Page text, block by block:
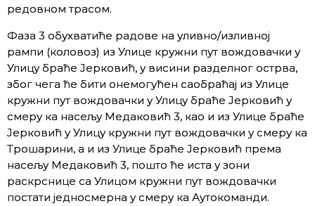
редовном трасом.
Фаза 3 обухватиће радове на уливно/изливној
рампи (коловоз) из Улице кружни пут вождовачки у
Улицу браће Јерковић, у висини разделног острва,
због чега ће бити онемогућен саобраћај из Улице
кружни пут вождовачки у Улицу браће Јерковић у
смеру ка насељу Медаковић 3, као и из Улице браће
Јерковић у Улицу кружни пут вождовачки у смеру ка
Трошарини, а и из Улице браће Јерковић према
насељу Медаковић 3, пошто ће иста у зони
раскрснице са Улицом кружни пут вождовачки
постати једносмерна у смеру ка Аутокоманди.